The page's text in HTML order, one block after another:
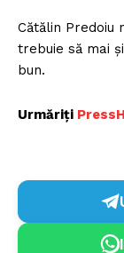
Cătălin Predoiu
trebuie să mai
bun.
Urmăriți